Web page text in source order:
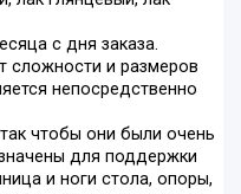
с дня заказа.
сложности и размеров
непосредственно
чтобы они были очень
для поддержки
и ноги стола, опоры,